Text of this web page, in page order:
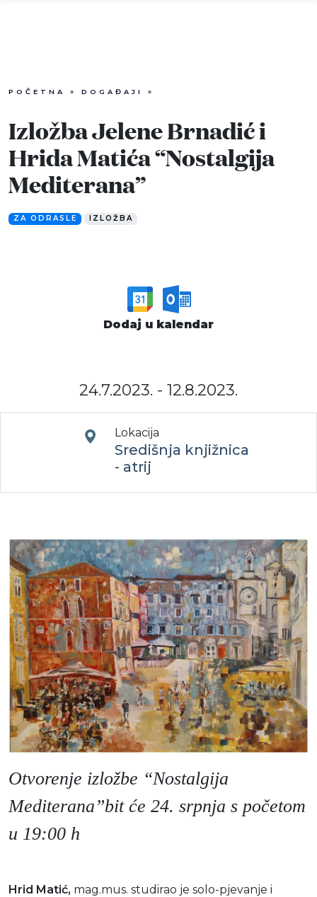
Događaji
Recenzije
POČETNA » DOGAĐAJI »
Izložba Jelene Brnadić i
Hrida Matića “Nostalgija
Mediterana”
ZA ODRASLE IZLOŽBA
Dodaj u kalendar
24.7.2023. - 12.8.2023.
Lokacija
Središnja knjižnica
- atrij
Otvorenje izložbe “Nostalgija
Mediterana”bit će 24. srpnja s početom
u 19:00 h
Hrid Matić, mag.mus. studirao je solo-pjevanje i